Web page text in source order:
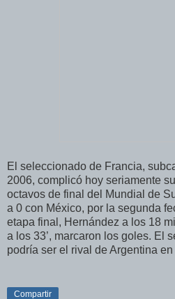
El seleccionado de Francia,
2006, complicó hoy seriamente
octavos de final del Mundial de
a 0 con México, por la segunda
etapa final, Hernández a los 18
a los 33’, marcaron los goles. El
podría ser el rival de Argentina
Compartir